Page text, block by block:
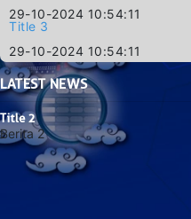
29-10-2024 10:54:11
Title 3
29-10-2024 10:54:11
LATESTNEWS
Title 2
Berita 2